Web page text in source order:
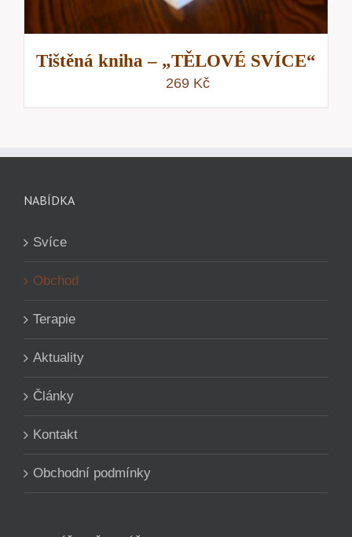
Tištěná kniha – „TĚLOVÉ SVÍCE“
269 Kč
NABÍDKA
Svíce
Obchod
Terapie
Aktuality
Články
Kontakt
Obchodní podmínky